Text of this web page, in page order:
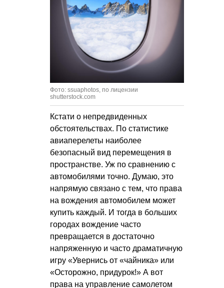
Фото: ssuaphotos, по лицензии
shutterstock.com
Кстати о непредвиденных
обстоятельствах. По статистике
авиаперелеты наиболее
безопасный вид перемещения в
пространстве. Уж по сравнению с
автомобилями точно. Думаю, это
напрямую связано с тем, что права
на вождения автомобилем может
купить каждый. И тогда в больших
городах вождение часто
превращается в достаточно
напряженную и часто драматичную
игру «Увернись от «чайника» или
«Осторожно, придурок!» А вот
права на управление самолетом